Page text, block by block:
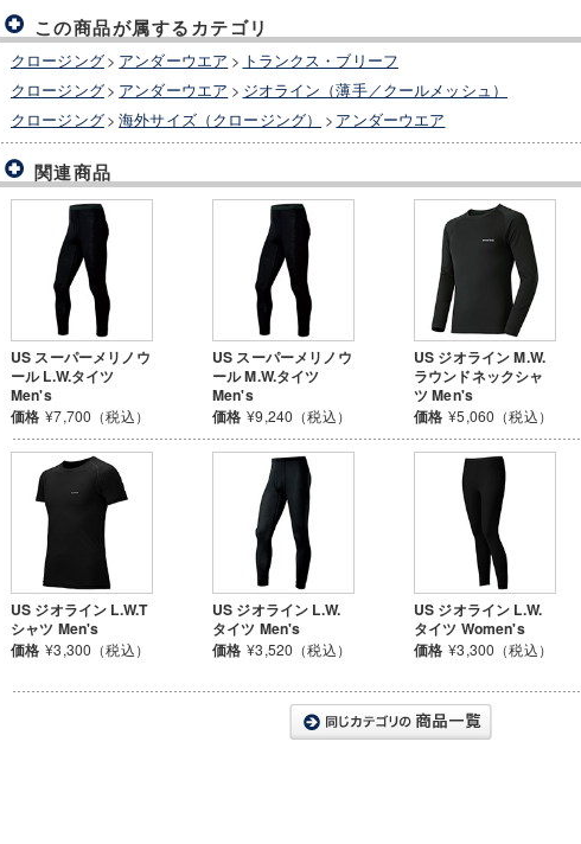
この商品が属するカテゴリ
クロージング> アンダーウエア > トランクス・ブリーフ
クロージング> アンダーウエア > ジオライン（薄手／クールメッシュ）
クロージング> 海外サイズ（クロージング） > アンダーウエア
関連商品
US スーパーメリノウ
ール L.W.タイツ
Men's
価格 ¥7,700（税込）
US スーパーメリノウ
ール M.W.タイツ
Men's
価格 ¥9,240（税込）
US ジオライン M.W.
ラウンドネックシャ
ツ Men's
価格 ¥5,060（税込）
US ジオライン L.W.T
シャツ Men's
価格 ¥3,300（税込）
US ジオライン L.W.
タイツ Men's
価格 ¥3,520（税込）
US ジオライン L.W.
タイツ Women's
価格 ¥3,300（税込）